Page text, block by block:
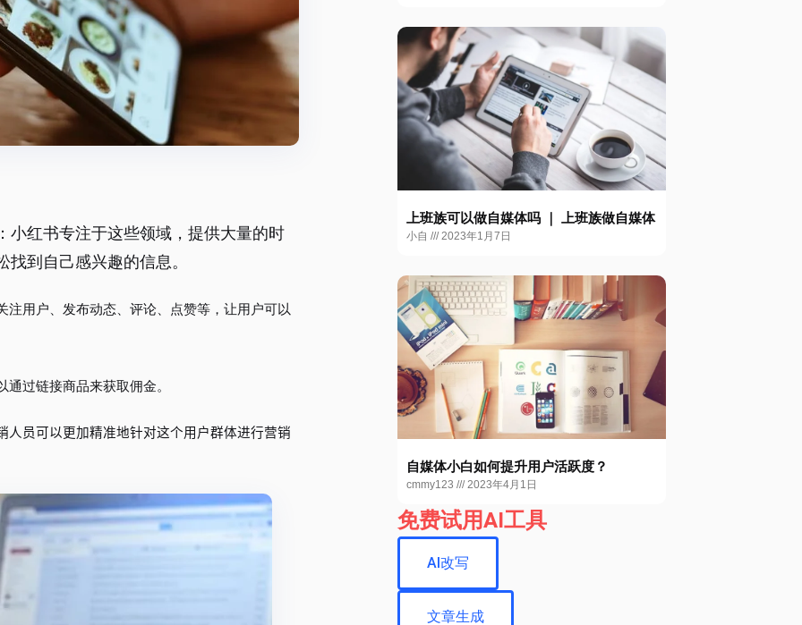
小红书专注于这些领域，提供大量的时
到自己感兴趣的信息。
用户、发布动态、评论、点赞等，让用户可以
过链接商品来获取佣金。
员可以更加精准地针对这个用户群体进行营销
上班族可以做自媒体吗 ｜ 上班族做自媒体
小自 2023年1月7日
自媒体小白如何提升用户活跃度？
cmmy123 2023年4月1日
免费试用AI工具
AI改写
文章生成